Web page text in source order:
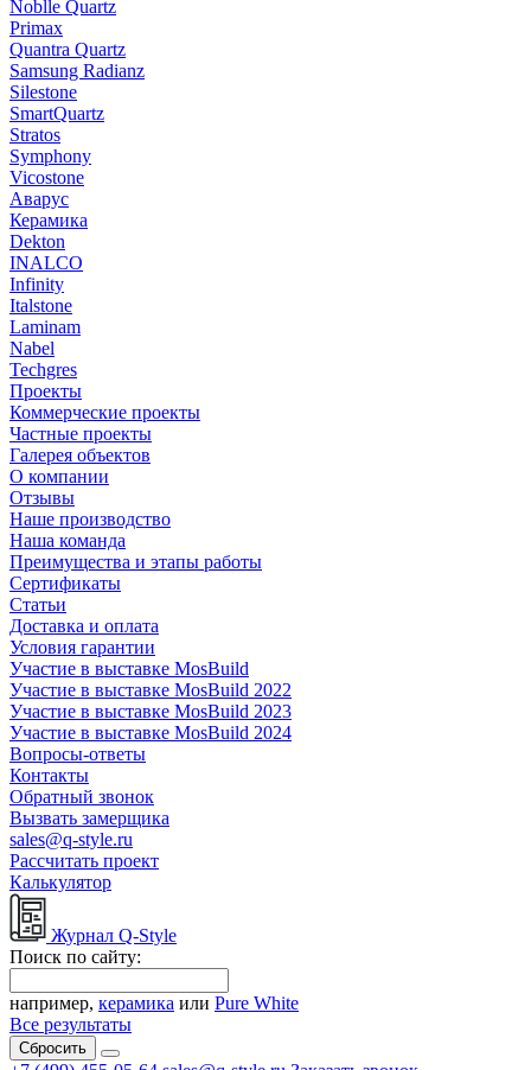
Noblle Quartz
Primax
Quantra Quartz
Samsung Radianz
Silestone
SmartQuartz
Stratos
Symphony
Vicostone
Аварус
Керамика
Dekton
INALCO
Infinity
Italstone
Laminam
Nabel
Techgres
Проекты
Коммерческие проекты
Частные проекты
Галерея объектов
О компании
Отзывы
Наше производство
Наша команда
Преимущества и этапы работы
Сертификаты
Статьи
Доставка и оплата
Условия гарантии
Участие в выставке MosBuild
Участие в выставке MosBuild 2022
Участие в выставке MosBuild 2023
Участие в выставке MosBuild 2024
Вопросы-ответы
Контакты
Обратный звонок
Вызвать замерщика
sales@q-style.ru
Рассчитать проект
Калькулятор
Журнал Q-Style
Поиск по сайту:
например, керамика или Pure White
Все результаты
Сбросить